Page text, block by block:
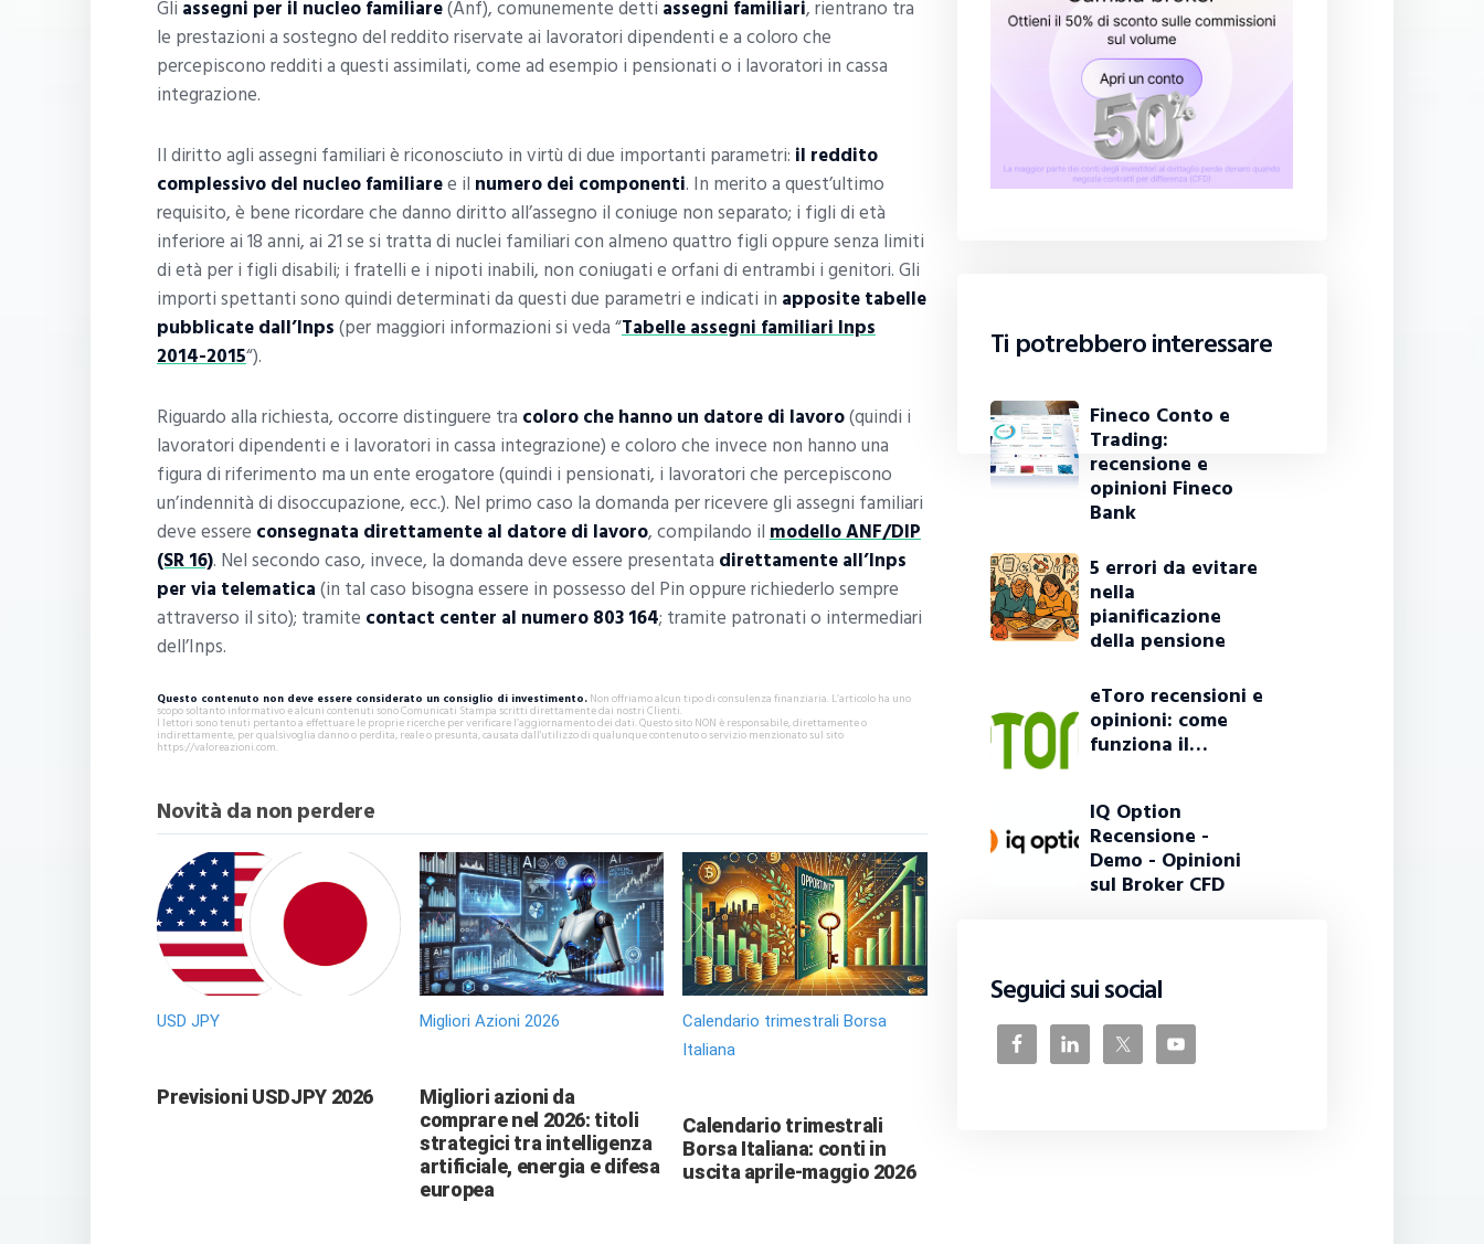
Gli assegni per il nucleo familiare(Anf), comunemente detti assegni familiari, rientrano tra
le prestazioni a sostegno del reddito riservate ai lavoratori dipendenti e a coloro che
percepiscono redditi a questi assimilati, come ad esempio i pensionati o i lavoratori in cassa
integrazione.
Il diritto agli assegni familiari è riconosciuto in virtù di due importanti parametri: il reddito
complessivo del nucleo familiaree il numero dei componenti. In merito a quest’ultimo
requisito, è bene ricordare che danno diritto all’assegno il coniuge non separato; i figli di età
inferiore ai 18 anni, ai 21 se si tratta di nuclei familiari con almeno quattro figli oppure senza limiti
di età per i figli disabili; i fratelli e i nipoti inabili, non coniugati e orfani di entrambi i genitori. Gli
importi spettanti sono quindi determinati da questi due parametri e indicati in apposite tabelle
pubblicate dall’Inps(per maggiori informazioni si veda “Tabelle assegni familiari Inps
2014-2015“).
Riguardo alla richiesta, occorre distinguere tra coloro che hanno un datore di lavoro(quindi i
lavoratori dipendenti e i lavoratori in cassa integrazione) e coloro che invece non hanno una
figura di riferimento ma un ente erogatore (quindi i pensionati, i lavoratori che percepiscono
un’indennità di disoccupazione, ecc.). Nel primo caso la domanda per ricevere gli assegni familiari
deve essere consegnata direttamente al datore di lavoro, compilando ilmodello ANF/DIP
(SR 16). Nel secondo caso, invece, la domanda deve essere presentata direttamente all’Inps
per via telematica(in tal caso bisogna essere in possesso del Pin oppure richiederlo sempre
attraverso il sito); tramite contact center al numero 803 164; tramite patronati o intermediari
dell’Inps.
Questo contenuto non deve essere considerato un consiglio di investimento.Non offriamo alcun tipo di consulenza finanziaria. L’articolo ha uno
scopo soltanto informativo e alcuni contenuti sono Comunicati Stampa scritti direttamente dai nostri Clienti.
I lettori sono tenuti pertanto a effettuare le proprie ricerche per verificare l’aggiornamento dei dati. Questo sito NON è responsabile, direttamente o
indirettamente, per qualsivoglia danno o perdita, reale o presunta, causata dall'utilizzo di qualunque contenuto o servizio menzionato sul sito
https://valoreazioni.com.
Novità da non perdere
USD JPY
Previsioni USDJPY 2026
Migliori Azioni 2026
Migliori azioni da
comprare nel 2026: titoli
strategici tra intelligenza
artificiale, energia e difesa
europea
Calendario trimestrali Borsa
Italiana
Calendario trimestrali
Borsa Italiana: conti in
uscita aprile-maggio 2026
Ti potrebbero interessare
Fineco Conto e
Trading:
recensione e
opinioni Fineco
Bank
5 errori da evitare
nella
pianificazione
della pensione
eToro recensioni e
opinioni: come
funziona il…
IQ Option
Recensione -
Demo - Opinioni
sul Broker CFD
Seguici sui social